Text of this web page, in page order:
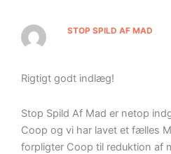
STOP SPILD AF MAD
Rigtigt godt indlæg!
Stop Spild Af Mad er netop
Coop og vi har lavet et fælles
forpligter Coop til reduktion af